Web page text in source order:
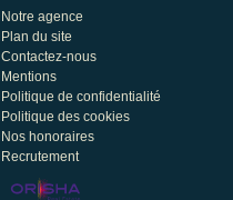
Notre agence
Plan du site
Contactez-nous
Mentions
Politique de confidentialité
Politique des cookies
Nos honoraires
Recrutement